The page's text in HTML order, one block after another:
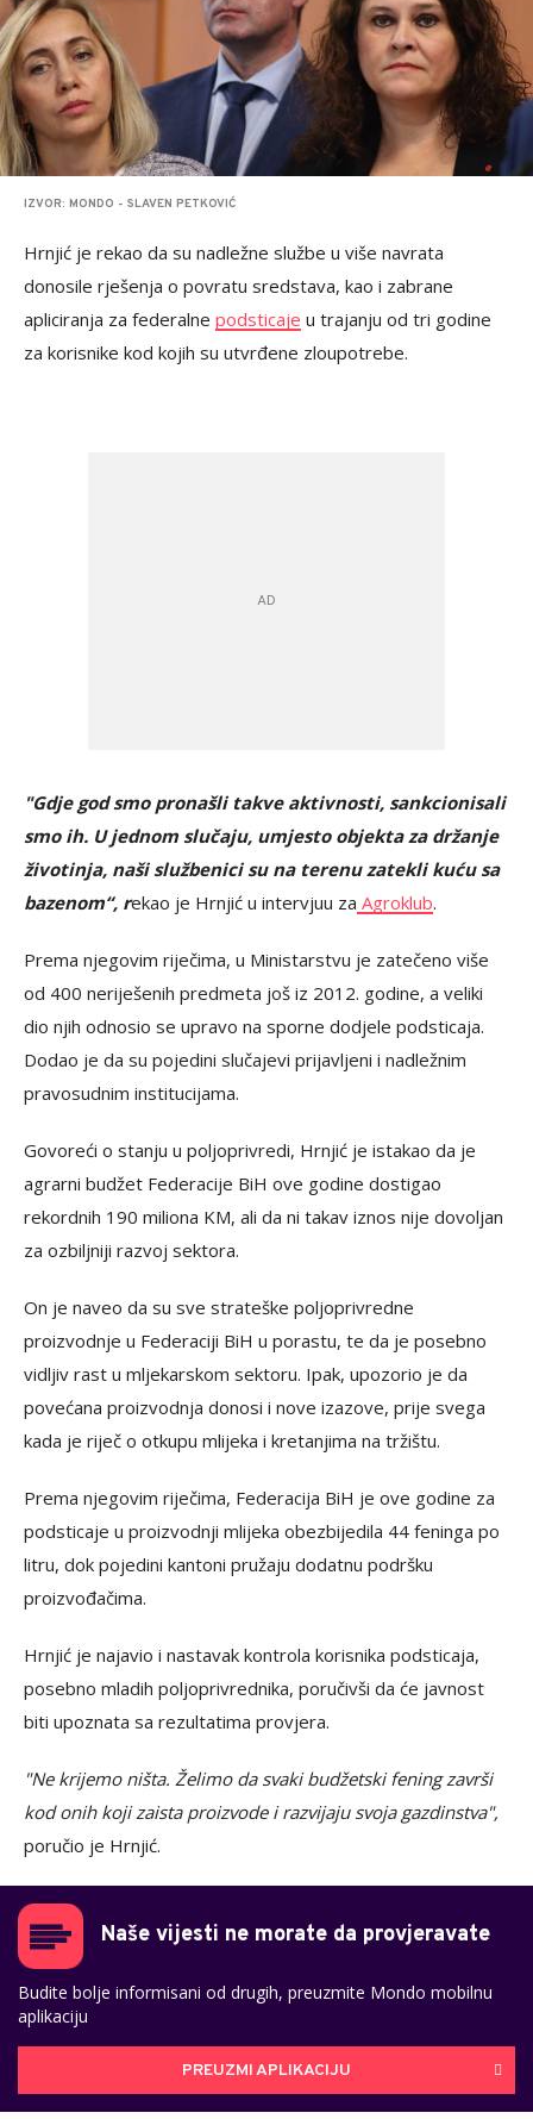
IZVOR: MONDO - SLAVEN PETKOVIĆ
Hrnjić je rekao da su nadležne službe u više navrata
donosile rješenja o povratu sredstava, kao i zabrane
apliciranja za federalne podsticaje u trajanju od tri godine
za korisnike kod kojih su utvrđene zloupotrebe.
"Gdje god smo pronašli takve aktivnosti, sankcionisali
smo ih. U jednom slučaju, umjesto objekta za držanje
životinja, naši službenici su na terenu zatekli kuću sa
bazenom“, rekao je Hrnjić u intervjuu za Agroklub.
Prema njegovim riječima, u Ministarstvu je zatečeno više
od 400 neriješenih predmeta još iz 2012. godine, a veliki
dio njih odnosio se upravo na sporne dodjele podsticaja.
Dodao je da su pojedini slučajevi prijavljeni i nadležnim
pravosudnim institucijama.
Govoreći o stanju u poljoprivredi, Hrnjić je istakao da je
agrarni budžet Federacije BiH ove godine dostigao
rekordnih 190 miliona KM, ali da ni takav iznos nije dovoljan
za ozbiljniji razvoj sektora.
On je naveo da su sve strateške poljoprivredne
proizvodnje u Federaciji BiH u porastu, te da je posebno
vidljiv rast u mljekarskom sektoru. Ipak, upozorio je da
povećana proizvodnja donosi i nove izazove, prije svega
kada je riječ o otkupu mlijeka i kretanjima na tržištu.
Prema njegovim riječima, Federacija BiH je ove godine za
podsticaje u proizvodnji mlijeka obezbijedila 44 feninga po
litru, dok pojedini kantoni pružaju dodatnu podršku
proizvođačima.
Hrnjić je najavio i nastavak kontrola korisnika podsticaja,
posebno mladih poljoprivrednika, poručivši da će javnost
biti upoznata sa rezultatima provjera.
"Ne krijemo ništa. Želimo da svaki budžetski fening završi
kod onih koji zaista proizvode i razvijaju svoja gazdinstva",
poručio je Hrnjić.
Naše vijesti ne morate da provjeravate
Budite bolje informisani od drugih, preuzmite Mondo mobilnu
aplikaciju
PREUZMI APLIKACIJU